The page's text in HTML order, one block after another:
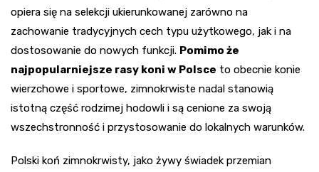
opiera się na selekcji ukierunkowanej zarówno na
zachowanie tradycyjnych cech typu użytkowego, jak i na
dostosowanie do nowych funkcji. Pomimo że
najpopularniejsze rasy koni w Polsce to obecnie konie
wierzchowe i sportowe, zimnokrwiste nadal stanowią
istotną część rodzimej hodowli i są cenione za swoją
wszechstronność i przystosowanie do lokalnych warunków.
Polski koń zimnokrwisty, jako żywy świadek przemian